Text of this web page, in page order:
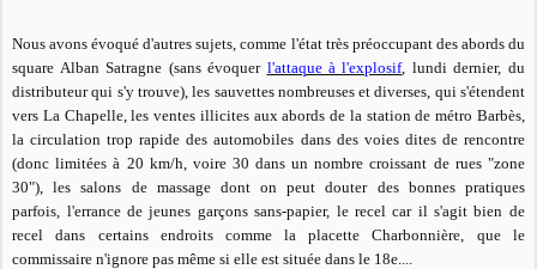
Nous avons évoqué d'autres sujets, comme l'état très préoccupant des abords du
square Alban Satragne (sans évoquer l'attaque à l'explosif, lundi dernier, du
distributeur qui s'y trouve), les sauvettes nombreuses et diverses, qui s'étendent
vers La Chapelle, les ventes illicites aux abords de la station de métro Barbès,
la circulation trop rapide des automobiles dans des voies dites de rencontre
(donc limitées à 20 km/h, voire 30 dans un nombre croissant de rues "zone
30"), les salons de massage dont on peut douter des bonnes pratiques
parfois, l'errance de jeunes garçons sans-papier, le recel car il s'agit bien de
recel dans certains endroits comme la placette Charbonnière, que le
commissaire n'ignore pas même si elle est située dans le 18e....